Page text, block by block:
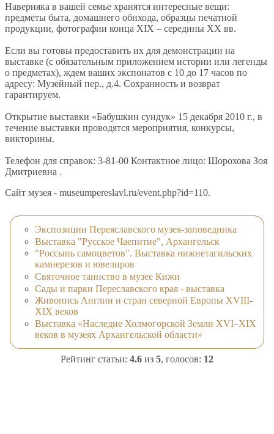
Наверняка в вашей семье хранятся интересные вещи:
предметы быта, домашнего обихода, образцы печатной
продукции, фотографии конца XIX – середины XX вв.
Если вы готовы предоставить их для демонстрации на
выставке (с обязательным приложением истории или легенды
о предметах), ждем ваших экспонатов с 10 до 17 часов по
адресу: Музейный пер., д.4. Сохранность и возврат
гарантируем.
Открытие выставки «Бабушкин сундук» 15 декабря 2010 г., в
течение выставки проводятся мероприятия, конкурсы,
викторины.
Телефон для справок: 3-81-00 Контактное лицо: Шорохова Зоя
Дмитриевна .
Сайт музея - museumpereslavl.ru/event.php?id=110.
Экспозиции Переяславского музея-заповедника
Выставка "Русское Чаепитие", Архангельск
"Россыпь самоцветов". Выставка нижнетагильских
камнерезов и ювелиров
Святочное таинство в музее Кижи
Сады и парки Переславского края - выставка
Живопись Англии и стран северной Европы XVIII-
XIX веков
Выставка «Наследие Холмогорской Земли ХVI–ХIХ
веков в музеях Архангельской области»
Рейтинг статьи: 4.6 из 5, голосов: 12